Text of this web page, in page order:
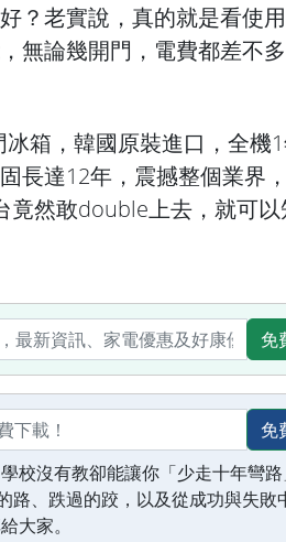
？老實說，真的就是看使
無論幾開門，電費都差不
箱，韓國原裝進口，全機
長達12年，震撼整個業界
竟然敢double上去，就可
免
免
校沒有教卻能讓你「少走十年彎
路、跌過的跤，以及從成功與失敗
大家。